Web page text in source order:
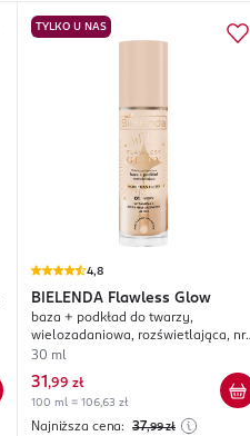
TYLKO U NAS
4,8
BIELENDA Flawless Glow
baza + podkład do twarzy,
wielozadaniowa, rozświetlająca, nr
01 Ivory
30 ml
31 ,99 zł
100 ml = 106,63 zł
Najniższa cena: 37,99 zł